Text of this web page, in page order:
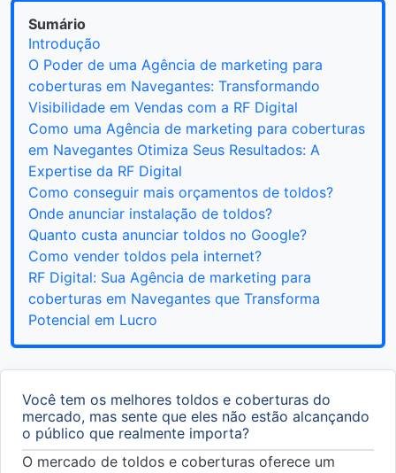
Sumário
Introdução
O Poder de uma Agência de marketing para
coberturas em Navegantes: Transformando
Visibilidade em Vendas com a RF Digital
Como uma Agência de marketing para coberturas
em Navegantes Otimiza Seus Resultados: A
Expertise da RF Digital
Como conseguir mais orçamentos de toldos?
Onde anunciar instalação de toldos?
Quanto custa anunciar toldos no Google?
Como vender toldos pela internet?
RF Digital: Sua Agência de marketing para
coberturas em Navegantes que Transforma
Potencial em Lucro
Você tem os melhores toldos e coberturas do
mercado, mas sente que eles não estão alcançando
o público que realmente importa?
O mercado de toldos e coberturas oferece um